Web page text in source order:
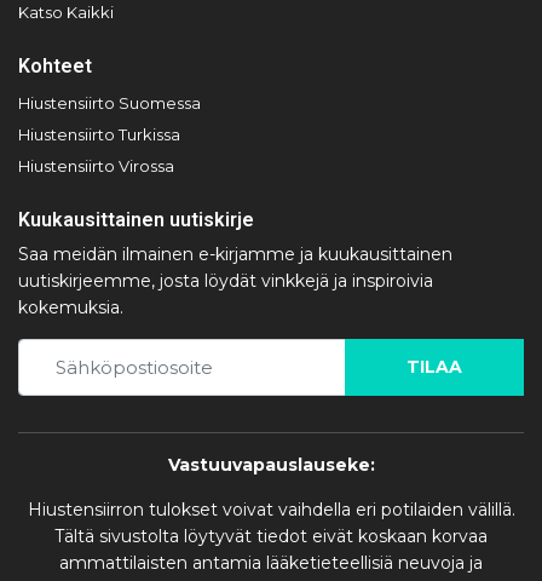
Katso Kaikki
Kohteet
Hiustensiirto Suomessa
Hiustensiirto Turkissa
Hiustensiirto Virossa
Kuukausittainen uutiskirje
Saa meidän ilmainen e-kirjamme ja kuukausittainen
uutiskirjeemme, josta löydät vinkkejä ja inspiroivia
kokemuksia.
TILAA
Vastuuvapauslauseke:
Hiustensiirron tulokset voivat vaihdella eri potilaiden välillä.
Tältä sivustolta löytyvät tiedot eivät koskaan korvaa
ammattilaisten antamia lääketieteellisiä neuvoja ja